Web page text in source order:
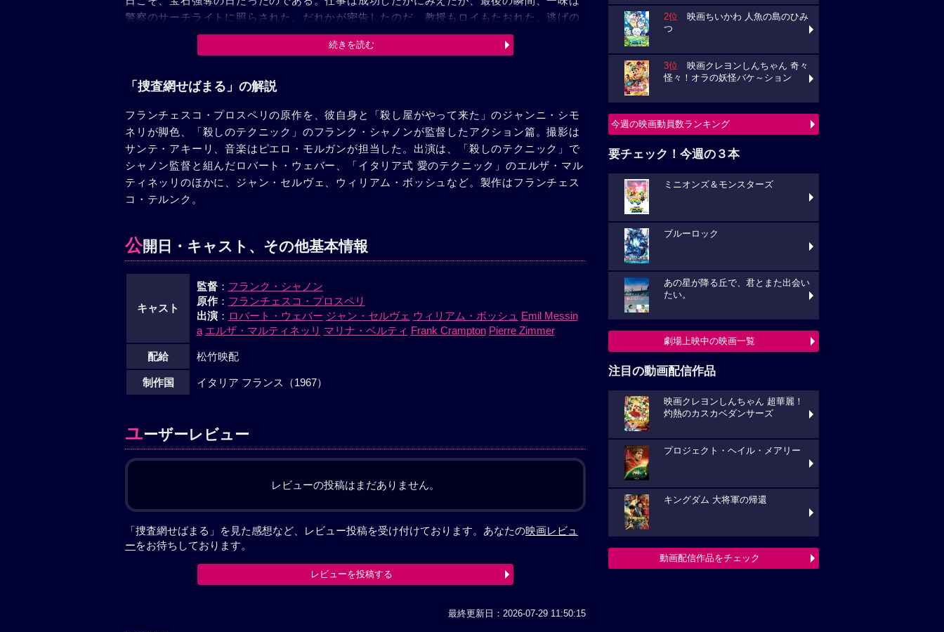
警察のサーチライトに照らされた。だれかが密告したのだ、教授もロイもたおれた。逃げの
びたトニーは、殺し屋ココこそ密告者にちがいないと思い、彼をさがして射殺した。だが彼
は本当に密告者だったのだろうか？トニーはブロンデルに相談した。すると彼は、約束の場
ル……そう知った時、思わずトニーはピストルに手をかけたが、一瞬早く警官のピストルが
続きを読む
「捜査網せばまる」の解説
フランチェスコ・プロスペリの原作を、彼自身と「殺し屋がやって来た」のジャンニ・シモ
ネリが脚色、「殺しのテクニック」のフランク・シャノンが監督したアクション篇。撮影は
サンテ・アキーリ、音楽はピエロ・モルガンが担当した。出演は、「殺しのテクニック」で
シャノン監督と組んだロバート・ウェバー、「イタリア式 愛のテクニック」のエルザ・マル
ティネッリのほかに、ジャン・セルヴェ、ウィリアム・ボッシュなど。製作はフランチェス
コ・テルンク。
公開日・キャスト、その他基本情報
キャスト
監督： フランク・シャノン
原作： フランチェスコ・プロスペリ
出演： ロバート・ウェバー ジャン・セルヴェ ウィリアム・ボッシュ Emil Messin
a エルザ・マルティネッリ マリナ・ベルティ Frank Crampton Pierre Zimmer
配給 松竹映配
制作国 イタリア フランス（1967）
ユーザーレビュー
レビューの投稿はまだありません。
「捜査網せばまる」を見た感想など、レビュー投稿を受け付けております。あなたの映画レビュ
ーをお待ちしております。
レビューを投稿する
最終更新日：2026-07-29 11:50:15
2位 映画ちいかわ 人魚の島のひみ
つ
3位 映画クレヨンしんちゃん 奇々
怪々！オラの妖怪バケ～ション
今週の映画動員数ランキング
要チェック！今週の３本
ミニオンズ＆モンスターズ
ブルーロック
あの星が降る丘で、君とまた出会い
たい。
劇場上映中の映画一覧
注目の動画配信作品
映画クレヨンしんちゃん 超華麗！
灼熱のカスカベダンサーズ
プロジェクト・ヘイル・メアリー
キングダム 大将軍の帰還
動画配信作品をチェック